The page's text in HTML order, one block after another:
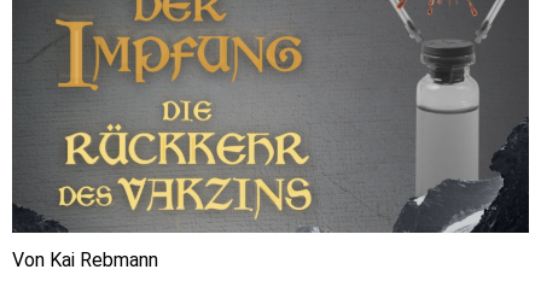
Von Kai Rebmann